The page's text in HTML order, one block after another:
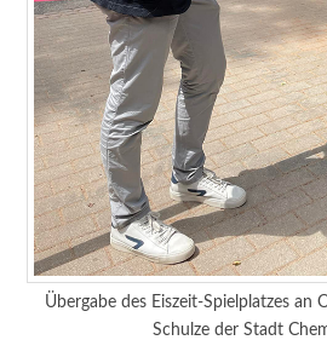
Übergabe des Eiszeit-Spielplatzes an
Schulze der Stadt